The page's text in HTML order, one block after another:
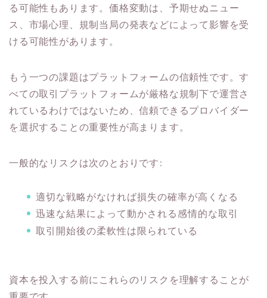
る可能性もあります。価格変動は、予期せぬニュー
ス、市場心理、規制当局の発表などによって影響を受
ける可能性があります。
もう一つの課題はプラットフォームの信頼性です。す
べての取引プラットフォームが厳格な規制下で運営さ
れているわけではないため、信頼できるプロバイダー
を選択することの重要性が高まります。
一般的なリスクは次のとおりです:
適切な戦略がなければ損失の確率が高くなる
迅速な結果によって動かされる感情的な取引
取引開始後の柔軟性は限られている
資本を投入する前にこれらのリスクを理解することが